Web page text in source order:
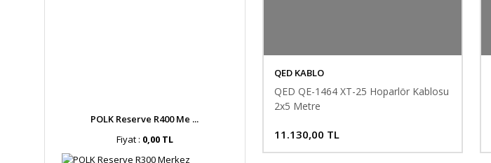
POLK Reserve R400 Me ...
Fiyat : 0,00 TL
QED KABLO
QED QE-1464 XT-25 Hoparlör Kablosu
2x5 Metre
11.130,00 TL